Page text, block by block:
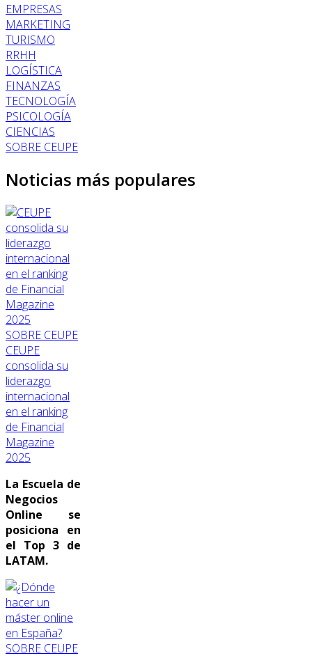
EMPRESAS
MARKETING
TURISMO
RRHH
LOGÍSTICA
FINANZAS
TECNOLOGÍA
PSICOLOGÍA
CIENCIAS
SOBRE CEUPE
Noticias más populares
SOBRE CEUPE
CEUPE
consolida su
liderazgo
internacional
en el ranking
de Financial
Magazine
2025
La Escuela de
Negocios
Online se
posiciona en
el Top 3 de
LATAM.
SOBRE CEUPE